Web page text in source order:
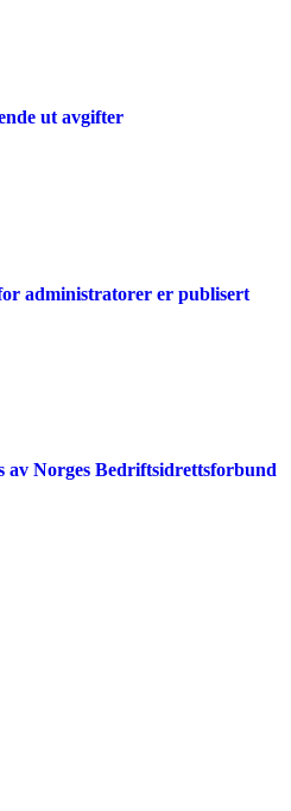
ut avgifter
administratorer er publisert
av Norges Bedriftsidrettsforbund